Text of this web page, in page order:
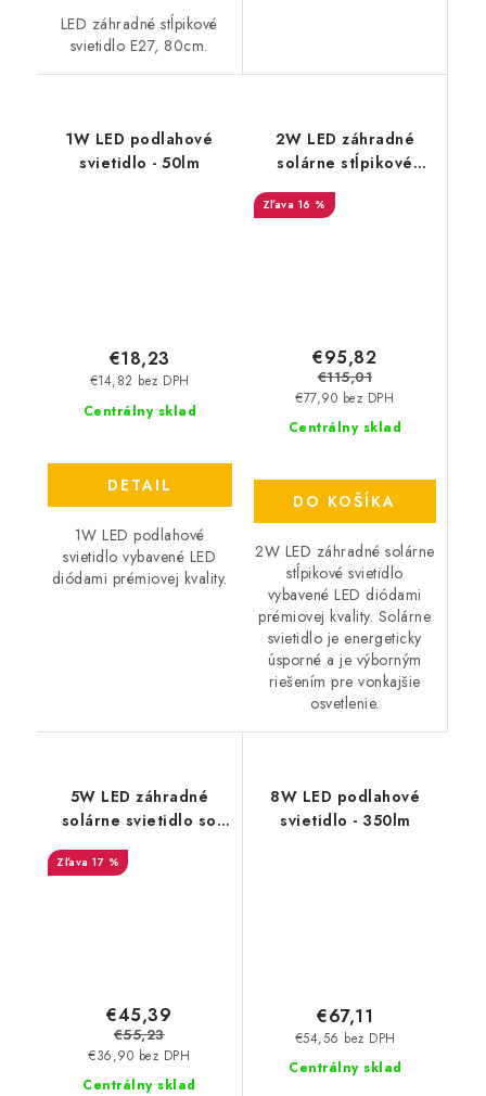
LED záhradné stĺpikové
svietidlo E27, 80cm.
1W LED podlahové
svietidlo - 50lm
Centrálny sklad
€14,82 bez DPH
€18,23
DETAIL
1W LED podlahové
svietidlo vybavené LED
diódami prémiovej kvality.
2W LED záhradné
solárne stĺpikové
svietidlo - 110lm -
čierne
16 %
Centrálny sklad
€77,90 bez DPH
€95,82
€115,01
DO KOŠÍKA
2W LED záhradné solárne
stĺpikové svietidlo
vybavené LED diódami
prémiovej kvality. Solárne
svietidlo je energeticky
úsporné a je výborným
riešením pre vonkajšie
osvetlenie.
5W LED záhradné
solárne svietidlo so
400lm - čierne
17 %
Centrálny sklad
€36,90 bez DPH
€45,39
€55,23
8W LED podlahové
svietidlo - 350lm
Centrálny sklad
€54,56 bez DPH
€67,11